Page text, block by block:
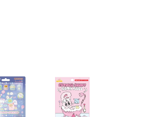
予台灣大哥大進項蒐集、處理及利
所需資料之確認、核對及更正。
連結：https://oppay.tw/userRule
)免運費